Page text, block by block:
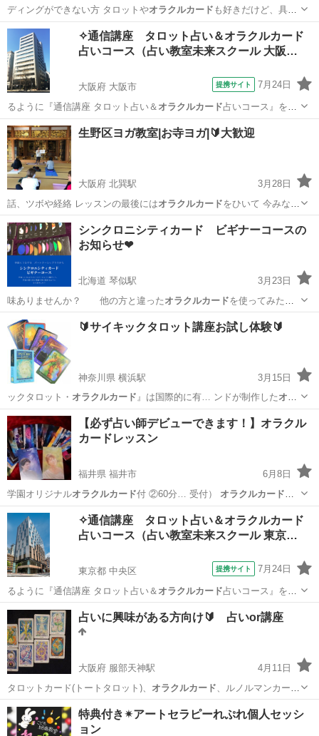
ディングができない方 タロットやオラクルカード も好きだけど、具体
的なリーディング…
福岡 北九州市 占い ルノルマンカード
✧通信講座 タロット占い＆オラクルカード
占いコース（占い教室未来スクール 大阪…
大阪府 大阪市 提携サイト 7月24日
るように『通信講座 タロット占い＆ オラクルカード占いコース』を開
設いたしました。 …
大阪 大阪市 占い
生野区ヨガ教室|お寺ヨガ|🔰大歓迎
大阪府 北巽駅
3月28日
話、ツボや経絡 レッスンの最後にはオラクルカードをひいて 今みなさ
んに必要なメッセ…
大阪 東大阪市 北巽駅 お寺
シンクロニシティカード ビギナーコースの
お知らせ❤
北海道 琴似駅
3月23日
味ありませんか？ 他の方と違った オラクルカードを使ってみたい
と思いませんか？ …
北海道 札幌市 琴似駅 その他 オラクルカード
🔰サイキックタロット講座お試し体験🔰
神奈川県 横浜駅
3月15日
ックタロット・ オラクルカード 』は国際的に有… ンドが制作した オラ
クルカードの要素を含み、… キックタロットオラクルカード） ・タロ
ッ…
神奈川 横浜市 横浜駅 タロット オンライン
【必ず占い師デビューできます！】オラクル
カードレッスン
福井県 福井市
6月8日
学園オリジナルオラクルカード付 ②60分… 受付） オラクルカードの
切り方、リー…
福井 その他 オラクルカード
✧通信講座 タロット占い＆オラクルカード
占いコース（占い教室未来スクール 東京…
東京都 中央区 提携サイト 7月24日
るように『通信講座 タロット占い＆ オラクルカード占いコース』を開
設いたしました。 …
東京 中央区 占い
占いに興味がある方向け🔰 占いor講座
大阪府 服部天神駅
4月11日
タロットカード(トートタロット)、 オラクルカード 、ルノルマンカー
ド、西洋占星術、ア…
大阪 豊中市 服部天神駅 占い 占い師
特典付き✴︎アートセラピーれぷれ個人セッシ
ョン